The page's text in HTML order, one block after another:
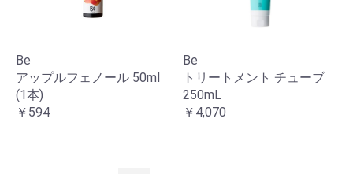
Be
アップルフェノール 50ml
(1本)
￥594
Be
トリートメント チューブ
250mL
￥4,070